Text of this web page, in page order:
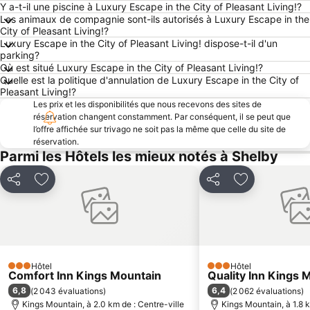
Y a-t-il une piscine à Luxury Escape in the City of Pleasant Living!?
Les animaux de compagnie sont-ils autorisés à Luxury Escape in the
City of Pleasant Living!?
Luxury Escape in the City of Pleasant Living! dispose-t-il d'un
parking?
Où est situé Luxury Escape in the City of Pleasant Living!?
Quelle est la politique d'annulation de Luxury Escape in the City of
Pleasant Living!?
Les prix et les disponibilités que nous recevons des sites de
réservation changent constamment. Par conséquent, il se peut que
l’offre affichée sur trivago ne soit pas la même que celle du site de
réservation.
Parmi les Hôtels les mieux notés à Shelby
PartagerAjouter à mes favoris
3 Étoiles
Hôtel
Comfort Inn Kings Mountain
6,8 (2 043 évaluations)
Kings Mountain, à 2.0 km de : Centre-ville
PartagerAjouter à
3 Étoiles
Hôtel
Quality Inn Kings
6,4 (2 062 évaluations)
Kings Mountain, à 1.8